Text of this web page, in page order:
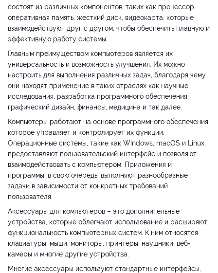
состоят из различных компонентов, таких как процессор,
оперативная память, жесткий диск, видеокарта, которые
взаимодействуют друг с другом, чтобы обеспечить плавную и
эффективную работу системы.
Главным преимуществом компьютеров является их
универсальность и возможность улучшения. Их можно
настроить для выполнения различных задач, благодаря чему
они находят применение в таких отраслях как научные
исследования, разработка программного обеспечения,
графический дизайн, финансы, медицина и так далее.
Компьютеры работают на основе программного обеспечения,
которое управляет и контролирует их функции.
Операционные системы, такие как Windows, macOS и Linux,
предоставляют пользовательский интерфейс и позволяют
взаимодействовать с компьютером. Приложения и
программы, в свою очередь, выполняют разнообразные
задачи в зависимости от конкретных требований
пользователя.
Аксессуары для компьютеров – это дополнительные
устройства, которые облегчают использование и расширяют
функциональность компьютерных систем. К ним относятся
клавиатуры, мыши, мониторы, принтеры, наушники, веб-
камеры и многие другие устройства.
Многие аксессуары используют стандартные интерфейсы,